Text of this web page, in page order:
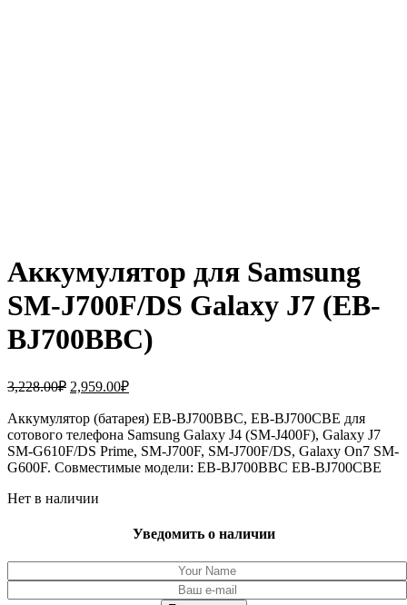
Аккумулятор для Samsung
SM-J700F/DS Galaxy J7 (EB-
BJ700BBC)
3,228.00₽ Первоначальная
составляла
3,228.00₽.
2,959.00₽Текущая
2,959.00₽.
Аккумулятор (батарея) EB-BJ700BBC, EB-BJ700CBE для
сотового телефона Samsung Galaxy J4 (SM-J400F), Galaxy J7
SM-G610F/DS Prime, SM-J700F, SM-J700F/DS, Galaxy On7 SM-
G600F. Совместимые модели: EB-BJ700BBC EB-BJ700CBE
Нет в наличии
Уведомить о наличии